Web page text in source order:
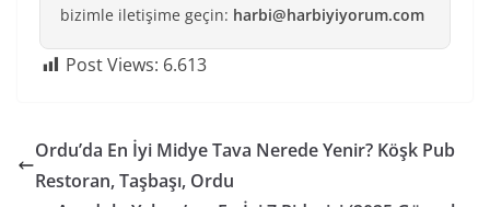
bizimle iletişime geçin: harbi@harbiyiyorum.com
Post Views: 6.613
Ordu’da En İyi Midye Tava Nerede Yenir? Köşk Pub
Restoran, Taşbaşı, Ordu